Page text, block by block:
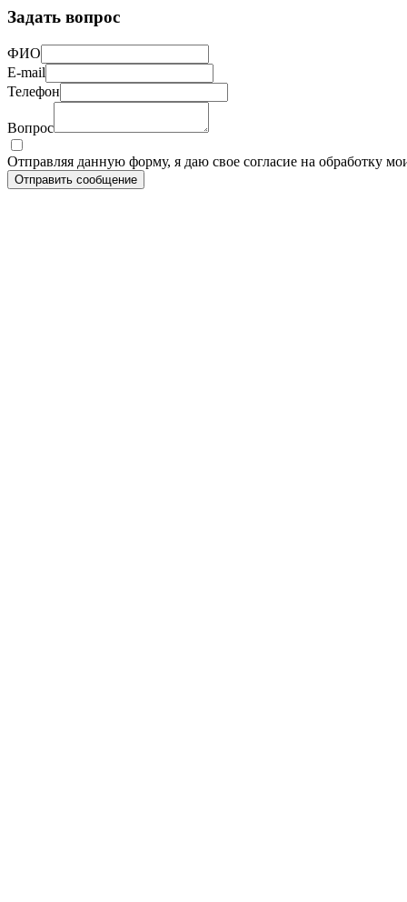
Задать вопрос
ФИО
E-mail
Телефон
Вопрос
Отправляя данную форму, я даю свое согласие на обработку
Отправить сообщение